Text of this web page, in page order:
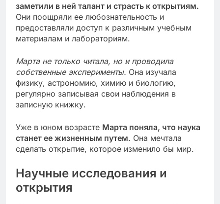
заметили в ней талант и страсть к открытиям.
Они поощряли ее любознательность и
предоставляли доступ к различным учебным
материалам и лабораториям.
Марта не только читала, но и проводила
собственные эксперименты. Она изучала
физику, астрономию, химию и биологию,
регулярно записывая свои наблюдения в
записную книжку.
Уже в юном возрасте Марта поняла, что наука
станет ее жизненным путем. Она мечтала
сделать открытие, которое изменило бы мир.
Научные исследования и
открытия